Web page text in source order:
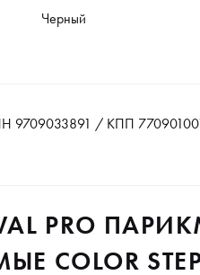
Черный
/ КПП
PRO
COLOR